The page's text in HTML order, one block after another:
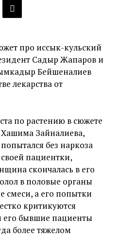
про иссык-кульский
Садыр Жапаров и
Бейшеналиев
лекарства от
по растению в сюжете
Хашима Зайналиева,
без наркоза
пациентки,
скончалась в его
в половые органы
смеси, а его попытки
критикуются
бывшие пациенты
более тяжелом